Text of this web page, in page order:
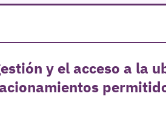
y el acceso a la